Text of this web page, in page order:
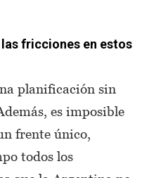
fricciones en estos
planificación sin
es imposible
frente único,
todos los